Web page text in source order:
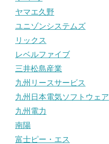
ヤマエ久野
ユニゾンシステムズ
リックス
レベルファイブ
三井松島産業
九州リースサービス
九州日本電気ソフトウェア
九州電力
南陽
富士ピー・エス